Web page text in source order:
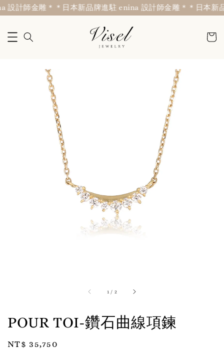
計師金雕＊＊日本新品牌進駐 enina 設計師金雕＊ ＊日本新品
1 / 2
POUR TOI-鑽石曲線項鍊
Regular
NT$ 35,750